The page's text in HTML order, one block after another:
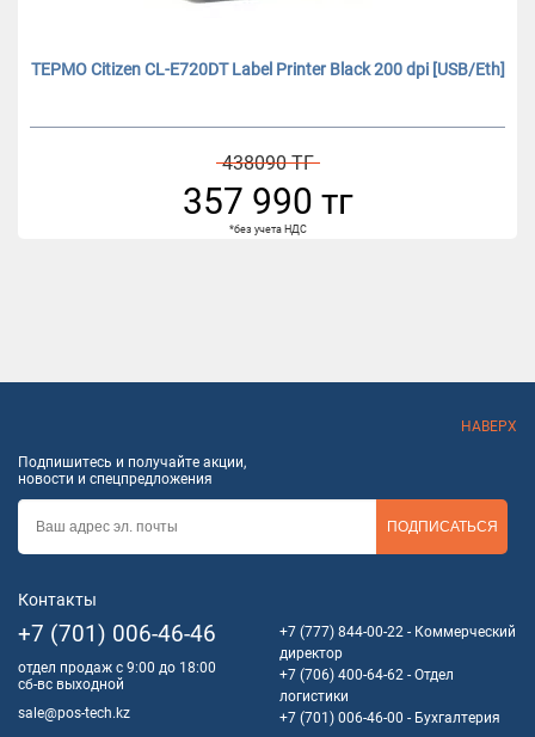
ТЕРМО Citizen CL-E720DT Label Printer Black 200 dpi [USB/Eth]
438090 ТГ
357 990 тг
*без учета НДС
НАВЕРХ
Подпишитесь и получайте акции,
новости и спецпредложения
ПОДПИСАТЬСЯ
Контакты
+7 (701) 006-46-46
отдел продаж с 9:00 до 18:00
сб-вс выходной
sale@pos-tech.kz
+7 (777) 844-00-22 - Коммерческий
директор
+7 (706) 400-64-62 - Отдел
логистики
+7 (701) 006-46-00 - Бухгалтерия